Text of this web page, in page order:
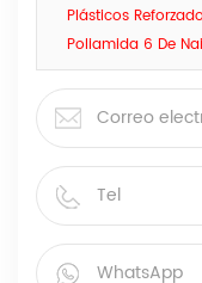
Plásticos
Poliamida 6 De